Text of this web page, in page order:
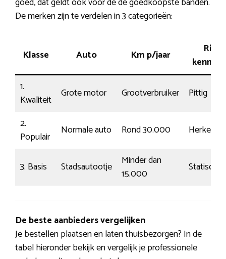
De merken zijn te verdelen in 3 categorieën:
Klasse Auto Km p/jaar
Rij-
1.
Kwaliteit
Grote motor Grootverbruiker
Pittig
2.
Populair
Normale auto Rond 30.000
3. Basis Stadsautootje
Minder dan
15.000
Statisch
De beste aanbieders vergelijken
Je bestellen plaatsen en laten thuisbezorgen? In de
tabel hieronder bekijk en vergelijk je professionele